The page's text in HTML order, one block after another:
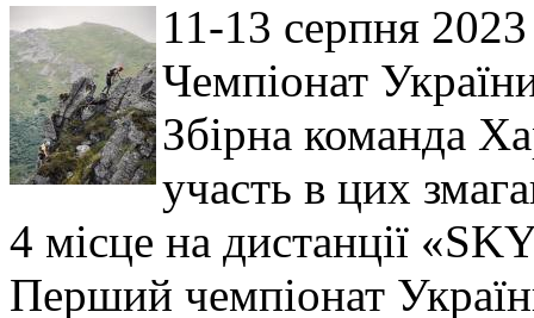
11-13 серпня
Чемпіонат
Збірна команда
участь в цих
4 місце на дистанції
Перший чемпіонат